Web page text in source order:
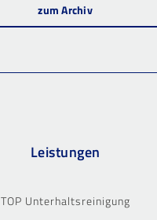
zum Archiv
Leistungen
TOP Unterhaltsreinigung